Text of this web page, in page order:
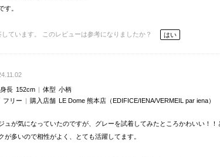
す。
ています。 このレビューは参考になりましたか？ はい
身長 152cm 体型 小柄
フリー 購入店舗 LE Dome 熊本店（EDIFICE/IENA/VERMEIL par iena）
ュが気になっていたのですが、グレーを試着してみたところかわいい！
が多いので相性がよく、とても活躍してます。